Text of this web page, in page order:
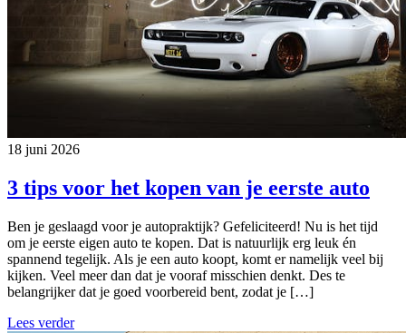
18 juni 2026
3 tips voor het kopen van je eerste auto
Ben je geslaagd voor je autopraktijk? Gefeliciteerd! Nu is het tijd
om je eerste eigen auto te kopen. Dat is natuurlijk erg leuk én
spannend tegelijk. Als je een auto koopt, komt er namelijk veel bij
kijken. Veel meer dan dat je vooraf misschien denkt. Des te
belangrijker dat je goed voorbereid bent, zodat je […]
Lees verder